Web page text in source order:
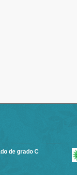
de grado C